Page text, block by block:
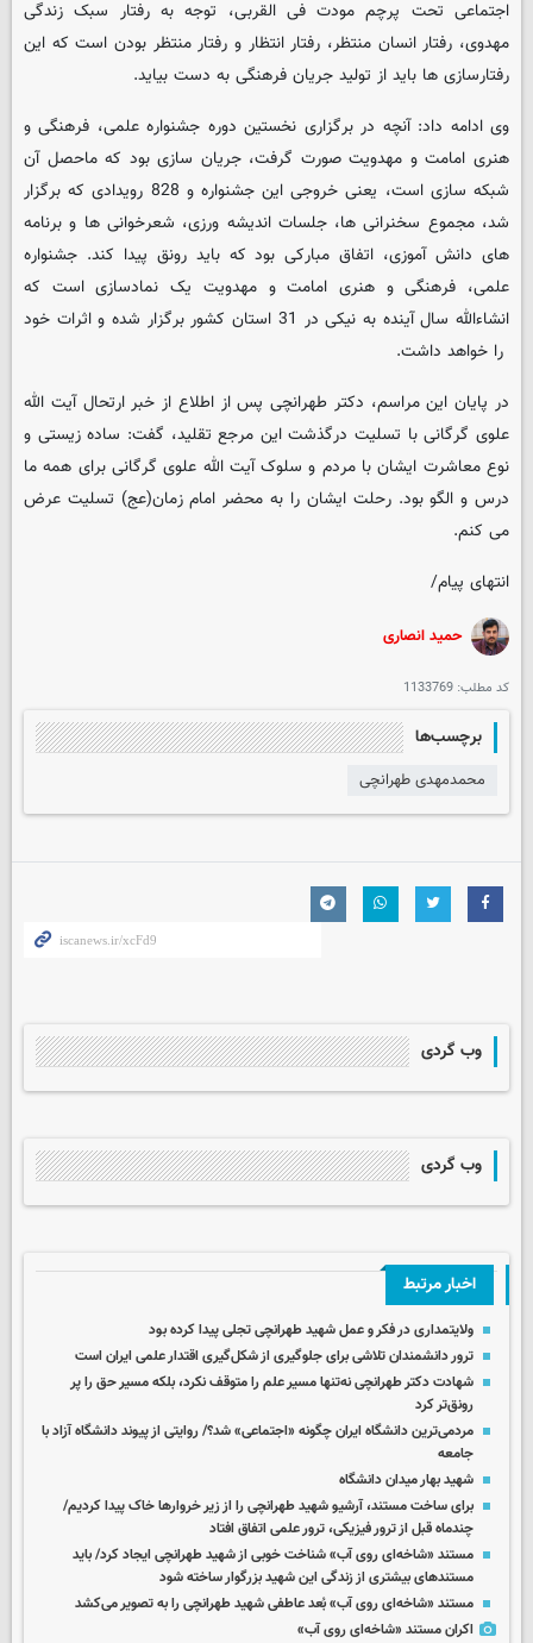
اجتماعی تحت پرچم مودت فی القربی، توجه به رفتار سبک زندگی
مهدوی، رفتار انسان منتظر، رفتار انتظار و رفتار منتظر بودن است که این
رفتارسازی ها باید از تولید جریان فرهنگی به دست بیاید.
وی ادامه داد: آنچه در برگزاری نخستین دوره جشنواره علمی، فرهنگی و
هنری امامت و مهدویت صورت گرفت، جریان سازی بود که ماحصل آن
شبکه سازی است، یعنی خروجی این جشنواره و 828 رویدادی که برگزار
شد، مجموع سخنرانی ها، جلسات اندیشه ورزی، شعرخوانی ها و برنامه
های دانش آموزی، اتفاق مبارکی بود که باید رونق پیدا کند. جشنواره
علمی، فرهنگی و هنری امامت و مهدویت یک نمادسازی است که
انشاءالله سال آینده به نیکی در 31 استان کشور برگزار شده و اثرات خود
را خواهد داشت.
در پایان این مراسم، دکتر طهرانچی پس از اطلاع از خبر ارتحال آیت الله
علوی گرگانی با تسلیت درگذشت این مرجع تقلید، گفت: ساده زیستی و
نوع معاشرت ایشان با مردم و سلوک آیت الله علوی گرگانی برای همه ما
درس و الگو بود. رحلت ایشان را به محضر امام زمان(عج) تسلیت عرض
می کنم.
انتهای پیام/
حمید انصاری
کد مطلب: 1133769
برچسب‌ها
محمدمهدی طهرانچی
وب گردی
وب گردی
اخبار مرتبط
ولایتمداری در فکر و عمل شهید طهرانچی تجلی پیدا کرده بود
ترور دانشمندان تلاشی برای جلوگیری از شکل‌گیری اقتدار علمی ایران است
شهادت دکتر طهرانچی نه‌تنها مسیر علم را متوقف نکرد، بلکه مسیر حق را پر
رونق‌تر کرد
مردمی‌ترین دانشگاه ایران چگونه «اجتماعی» شد؟/ روایتی از پیوند دانشگاه آزاد با
جامعه
شهید بهار میدان دانشگاه
برای ساخت مستند، آرشیو شهید طهرانچی را از زیر خروارها خاک پیدا کردیم/
چندماه قبل از ترور فیزیکی، ترور علمی اتفاق افتاد
مستند «شاخه‌ای روی آب» شناخت خوبی از شهید طهرانچی ایجاد کرد/ باید
مستندهای بیشتری از زندگی این شهید بزرگوار ساخته شود
مستند «شاخه‌ای روی آب» بُعد عاطفی شهید طهرانچی را به تصویر می‌کشد
اکران مستند «شاخه‌ای روی آب»